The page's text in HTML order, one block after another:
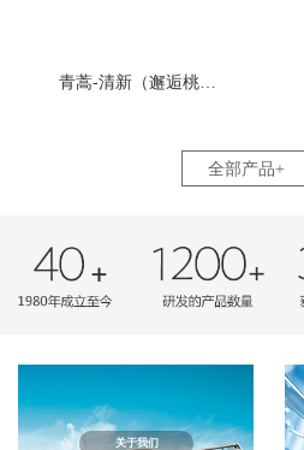
青蒿-清新（邂逅桃缘香型）
全部产品+
关于我们